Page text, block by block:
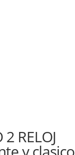
RELOJ